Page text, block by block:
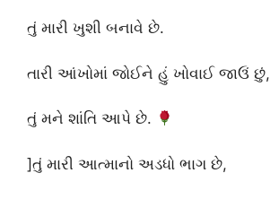
તું મારી ખુશી બનાવે છે.
તારી આંખોમાં જોઈને હું ખોવાઈ જાઉં છું,
તું મને શાંતિ આપે છે.
]તું મારી આત્માનો અડધો ભાગ છે,